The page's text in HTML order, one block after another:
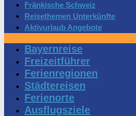
Fränkische Schweiz
Reisethemen Unterkünfte
Aktivurlaub Angebote
Bayernreise
Freizeitführer
Ferienregionen
Städtereisen
Ferienorte
Ausflugsziele